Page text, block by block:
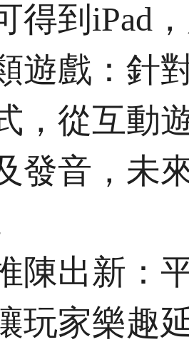
得到iPad
遊戲：針
，從互動
發音，未
陳出新：
玩家樂趣